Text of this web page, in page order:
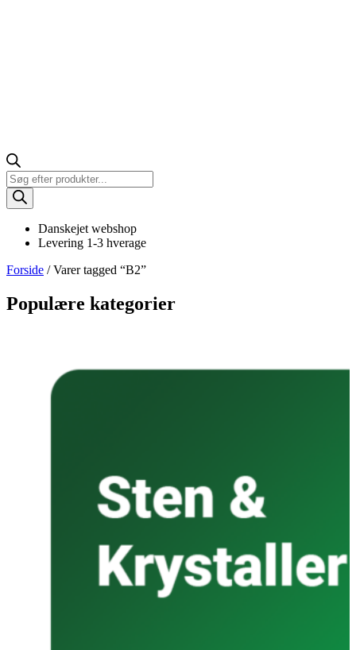
Products
search
Danskejet webshop
Levering 1-3 hverage
Forside / Varer tagged “B2”
Populære kategorier